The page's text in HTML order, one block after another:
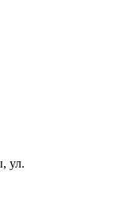
ул.